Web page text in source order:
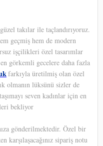
takılar ile taçlandırıyoruz.
geçmiş hem de modern
işçilikleri özel tasarımlar
görkemli gecelere daha fazla
farkıyla üretilmiş olan özel
olmanın lüksünü sizler de
seven kadınlar için en
bekliyor
gönderilmektedir. Özel bir
karşılaşacağınız sipariş notu